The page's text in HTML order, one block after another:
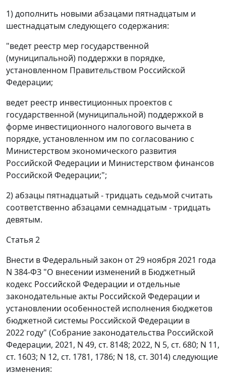
1) дополнить новыми абзацами пятнадцатым и
шестнадцатым следующего содержания:
"ведет реестр мер государственной
(муниципальной) поддержки в порядке,
установленном Правительством Российской
Федерации;
ведет реестр инвестиционных проектов с
государственной (муниципальной) поддержкой в
форме инвестиционного налогового вычета в
порядке, установленном им по согласованию с
Министерством экономического развития
Российской Федерации и Министерством финансов
Российской Федерации;";
2) абзацы пятнадцатый - тридцать седьмой считать
соответственно абзацами семнадцатым - тридцать
девятым.
Статья 2
Внести в Федеральный закон от 29 ноября 2021 года
N 384-ФЗ "О внесении изменений в Бюджетный
кодекс Российской Федерации и отдельные
законодательные акты Российской Федерации и
установлении особенностей исполнения бюджетов
бюджетной системы Российской Федерации в
2022 году" (Собрание законодательства Российской
Федерации, 2021, N 49, ст. 8148; 2022, N 5, ст. 680; N 11,
ст. 1603; N 12, ст. 1781, 1786; N 18, ст. 3014) следующие
изменения: